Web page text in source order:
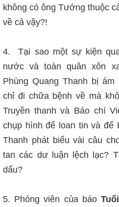
không có ông Tướng thuộc
về cả vậy?!
4. Tại sao một sự kiện
nước và toàn quân xôn
Phùng Quang Thanh bị
chỉ đi chữa bệnh về mà
Truyền thanh và Báo chí
chụp hình để loan tin và để
Thanh phát biểu vài câu
tan các dư luận lệch lạc?
dấu?
5. Phóng viên của báo